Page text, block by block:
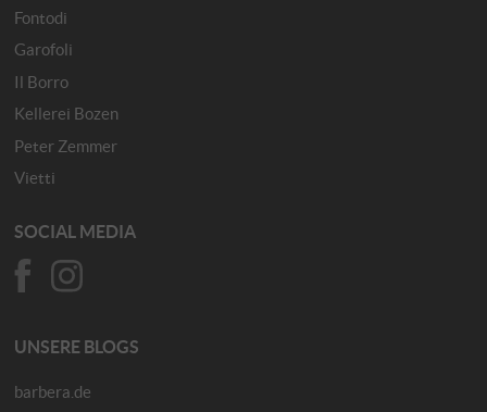
Fontodi
Garofoli
Il Borro
Kellerei Bozen
Peter Zemmer
Vietti
SOCIAL MEDIA
UNSERE BLOGS
barbera.de